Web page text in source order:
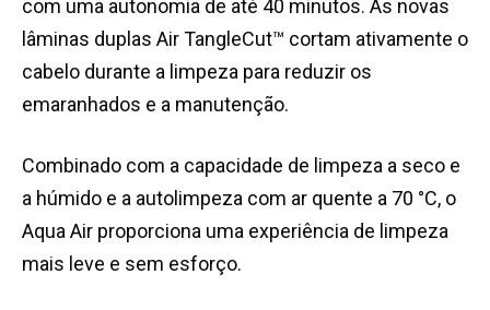
com uma autonomia de até 40 minutos. As novas
lâminas duplas Air TangleCut™ cortam ativamente o
cabelo durante a limpeza para reduzir os
emaranhados e a manutenção.
Combinado com a capacidade de limpeza a seco e
a húmido e a autolimpeza com ar quente a 70 °C, o
Aqua Air proporciona uma experiência de limpeza
mais leve e sem esforço.